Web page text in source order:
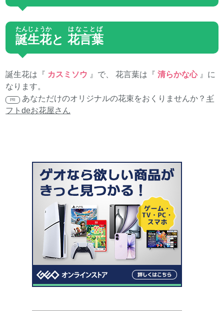
誕生花
たんじょうか
と花言葉
はなことば
誕生花は『 カスミソウ 』で、 花言葉は『清らかな心』に
なります。
PR あなただけのオリジナルの花束をおくりませんか？ ギ
フトdeお花屋さん